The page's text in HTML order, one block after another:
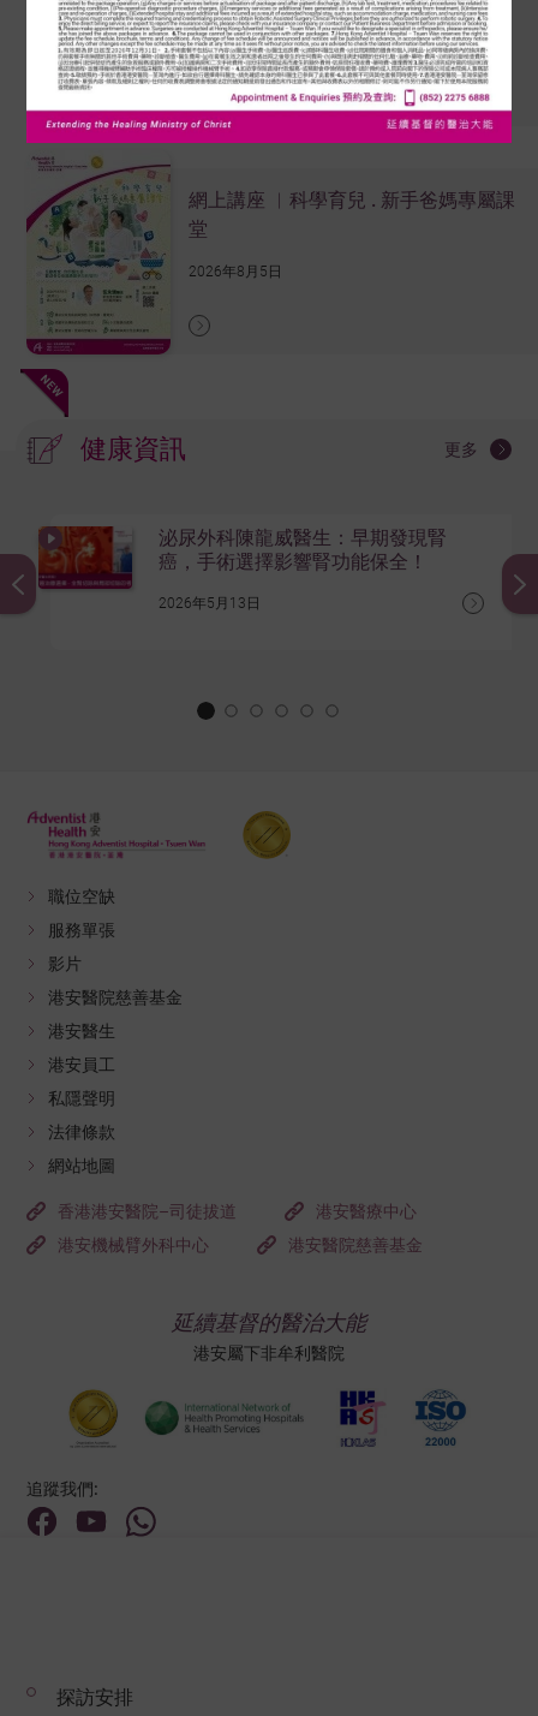
2026年6月1日
網上講座 ︳科學育兒 . 新手爸媽專屬課
堂
2026年8月5日
健康資訊 更多
泌尿外科陳龍威醫生：早期發現腎
癌，手術選擇影響腎功能保全！
2026年5月13日
職位空缺
服務單張
影片
港安醫院慈善基金
港安醫生
港安員工
私隱聲明
法律條款
網站地圖
香港港安醫院–司徒拔道
港安醫療中心
港安機械臂外科中心
港安醫院慈善基金
延續基督的醫治大能
港安屬下非牟利醫院
追蹤我們:
© 2026 版權所有 © 港安醫療 保留一切權利
探訪安排